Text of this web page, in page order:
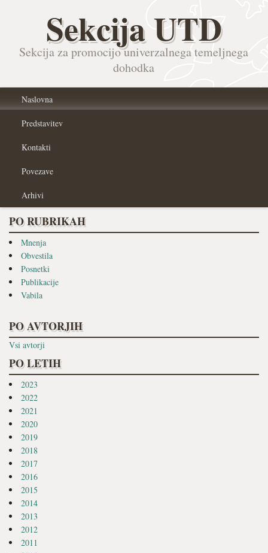
Sekcija UTD
Sekcija za promocijo univerzalnega temeljnega
dohodka
Naslovna
Predstavitev
Kontakti
Povezave
Arhivi
PO RUBRIKAH
Mnenja
Obvestila
Posnetki
Publikacije
Vabila
PO AVTORJIH
Vsi avtorji
PO LETIH
2023
2022
2021
2020
2019
2018
2017
2016
2015
2014
2013
2012
2011